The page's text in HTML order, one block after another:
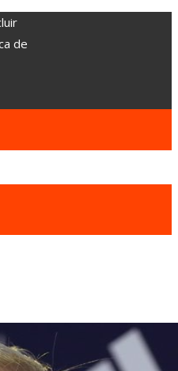
de